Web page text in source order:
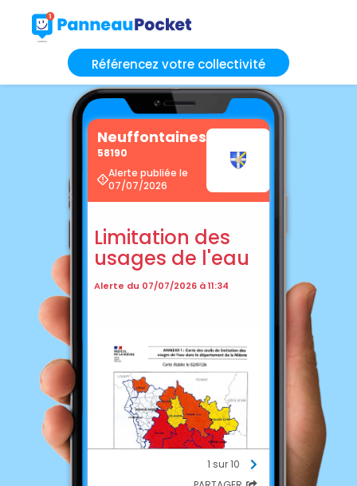
Référencez votre collectivité
Neuffontaines
58190
Alerte publiée le
07/07/2026
Limitation des
usages de l'eau
Alerte du 07/07/2026 à 11:34
1 sur 10